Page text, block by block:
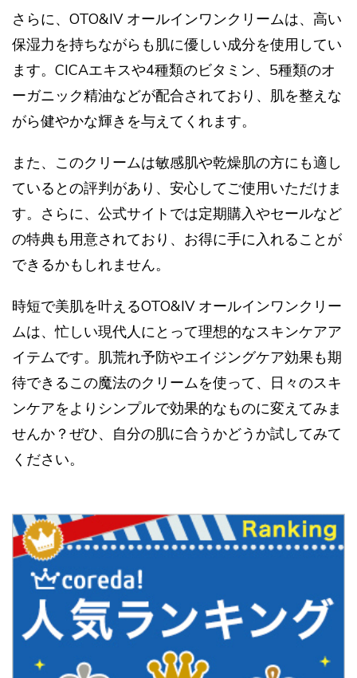
さらに、OTO&IV オールインワンクリームは、高い
保湿力を持ちながらも肌に優しい成分を使用してい
ます。CICAエキスや4種類のビタミン、5種類のオ
ーガニック精油などが配合されており、肌を整えな
がら健やかな輝きを与えてくれます。
また、このクリームは敏感肌や乾燥肌の方にも適し
ているとの評判があり、安心してご使用いただけま
す。さらに、公式サイトでは定期購入やセールなど
の特典も用意されており、お得に手に入れることが
できるかもしれません。
時短で美肌を叶えるOTO&IV オールインワンクリー
ムは、忙しい現代人にとって理想的なスキンケアア
イテムです。肌荒れ予防やエイジングケア効果も期
待できるこの魔法のクリームを使って、日々のスキ
ンケアをよりシンプルで効果的なものに変えてみま
せんか？ぜひ、自分の肌に合うかどうか試してみて
ください。